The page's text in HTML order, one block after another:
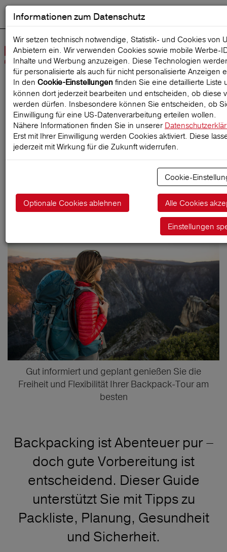
Suche starten
Startseite ReiseMagazin
Backpacking: So gelingt
Ihre sichere und
entspannte Rucksackreise
Gut informiert und geplant genießen Sie die
Freiheit und Flexibilität Ihrer Backpack-Tour am
besten
Backpacking ist Abenteuer pur –
doch gute Vorbereitung ist
entscheidend. Dieser Guide
unterstützt Sie mit Tipps zu
Packliste, Planung, Gesundheit
und Sicherheit.
Informationen zum Datenschutz
Wir setzen technisch notwendige, Statistik- und Cookies von
Anbietern ein. Wir verwenden Cookies sowie mobile
Inhalte und Werbung anzuzeigen. Diese Technologien
für personalisierte als auch für nicht personalisierte Anzeigen
In den Cookie-Einstellungen finden Sie eine detaillierte Liste
können dort jederzeit bearbeiten und entscheiden, ob diese
werden dürfen. Insbesondere können Sie entscheiden, ob
Einwilligung für eine US-Datenverarbeitung erteilen wollen.
Nähere Informationen finden Sie in unserer
Erst mit Ihrer Einwilligung werden Cookies aktiviert. Diese
jederzeit mit Wirkung für die Zukunft widerrufen.
Cookie-
Alle Cookies
Optionale Cookies ablehnen
Einstellungen